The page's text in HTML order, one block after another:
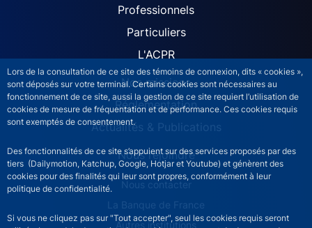
Lors de la consultation de ce site des témoins de connexion, dits « cookies »,
sont déposés sur votre terminal. Certains cookies sont nécessaires au
fonctionnement de ce site, aussi la gestion de ce site requiert l’utilisation de
cookies de mesure de fréquentation et de performance. Ces cookies requis
sont exemptés de consentement.
Des fonctionnalités de ce site s’appuient sur des services proposés par des
tiers (Dailymotion, Katchup, Google, Hotjar et Youtube) et génèrent des
cookies pour des finalités qui leur sont propres, conformément à leur
politique de confidentialité.
Si vous ne cliquez pas sur "Tout accepter", seul les cookies requis seront
ACPR site navigation
Professionnels
Particuliers
L'ACPR
Nos missions
Réglementation
Actualités & Publications
Nous rejoindre
ACPR footer secondary menu (French)
Nous contacter
La Banque de France
Autres institutions